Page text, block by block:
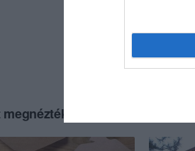
ezeket is megnézték...